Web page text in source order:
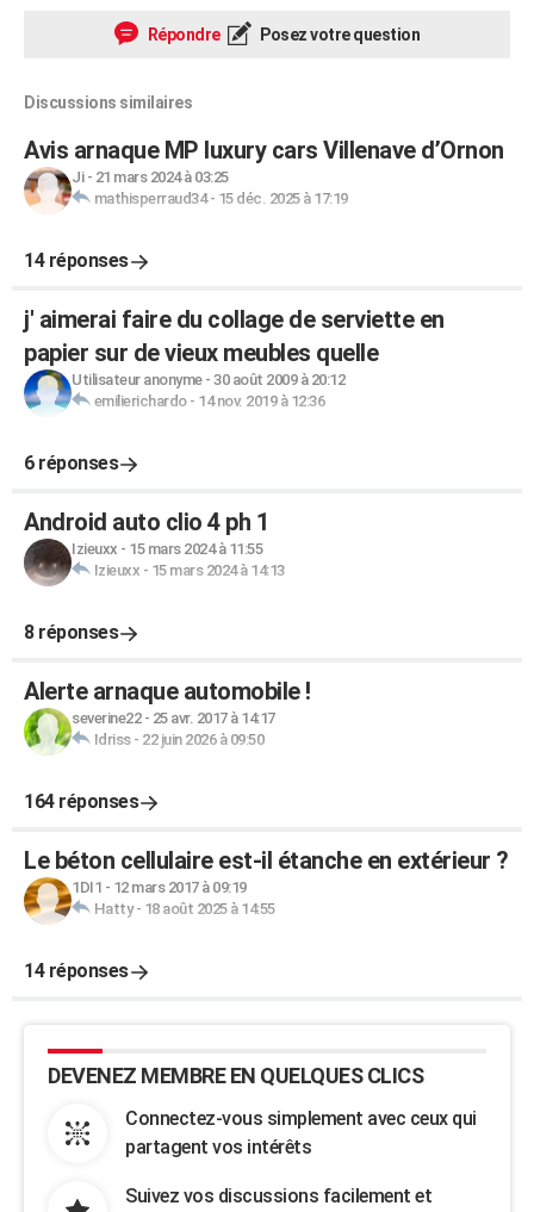
Répondre Posez votre question
Discussions similaires
Avis arnaque MP luxury cars Villenave d’Ornon
Ji- 21 mars 2024 à 03:25
mathisperraud34- 15 déc. 2025 à 17:19
14 réponses
j' aimerai faire du collage de serviette en
papier sur de vieux meubles quelle
Utilisateur anonyme- 30 août 2009 à 20:12
emilierichardo- 14 nov. 2019 à 12:36
6 réponses
Android auto clio 4 ph 1
Izieuxx - 15 mars 2024 à 11:55
Izieuxx - 15 mars 2024 à 14:13
8 réponses
Alerte arnaque automobile !
severine22- 25 avr. 2017 à 14:17
Idriss- 22 juin 2026 à 09:50
164 réponses
Le béton cellulaire est-il étanche en extérieur ?
1DI1 - 12 mars 2017 à 09:19
Hatty- 18 août 2025 à 14:55
14 réponses
DEVENEZ MEMBRE EN QUELQUES CLICS
Connectez-vous simplement avec ceux qui
partagent vos intérêts
Suivez vos discussions facilement et